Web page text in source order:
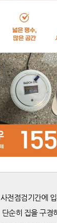
사전점검기간에
단순히 집을 구경